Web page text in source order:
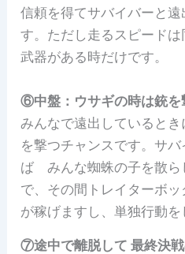
信頼を得てサバイバーと
す。ただし走るスピード
武器がある時だけです。
⑥中盤：ウサギの時は銃を
みんなで遠出していると
を撃つチャンスです。サ
ば みんな蜘蛛の子を散ら
で、その間トレイターボ
が稼げますし、単独行動を
⑦途中で離脱して 最終決